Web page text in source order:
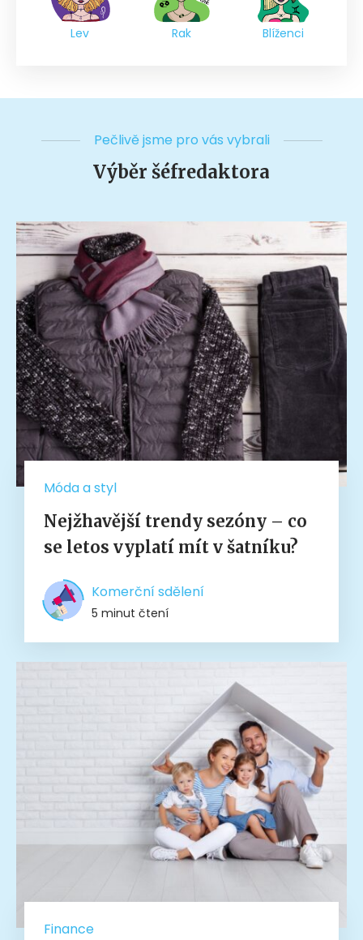
Lev Rak Blíženci
Pečlivě jsme pro vás vybrali
Výběr šéfredaktora
Móda a styl
Nejžhavější trendy sezóny – co
se letos vyplatí mít v šatníku?
Komerční sdělení
5 minut čtení
Finance